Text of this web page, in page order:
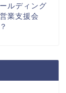
ルディング
業支援会